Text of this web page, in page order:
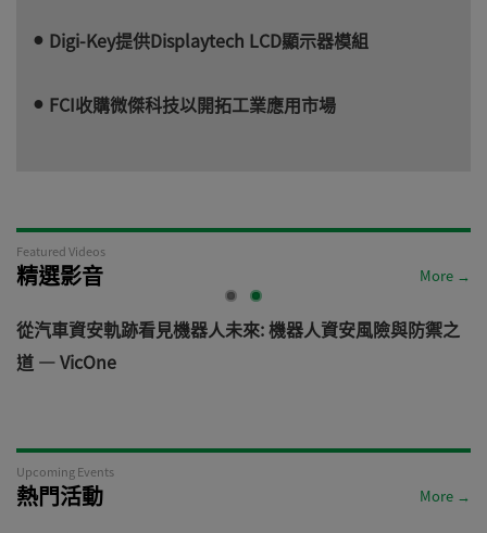
Digi-Key提供Displaytech LCD顯示器模組
FCI收購微傑科技以開拓工業應用市場
Featured Videos
精選影音 More →
從汽車資安軌跡看見機器人未來: 機器人資安風險與防禦之
道 — VicOne
Upcoming Events
熱門活動 More →